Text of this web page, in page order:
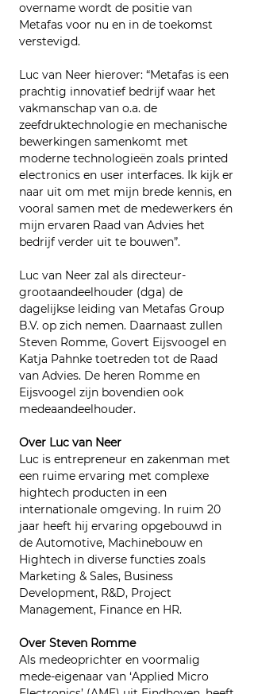
overname wordt de positie van
Metafas voor nu en in de toekomst
verstevigd.
Luc van Neer hierover: “Metafas is een
prachtig innovatief bedrijf waar het
vakmanschap van o.a. de
zeefdruktechnologie en mechanische
bewerkingen samenkomt met
moderne technologieën zoals printed
electronics en user interfaces. Ik kijk er
naar uit om met mijn brede kennis, en
vooral samen met de medewerkers én
mijn ervaren Raad van Advies het
bedrijf verder uit te bouwen”.
Luc van Neer zal als directeur-
grootaandeelhouder (dga) de
dagelijkse leiding van Metafas Group
B.V. op zich nemen. Daarnaast zullen
Steven Romme, Govert Eijsvoogel en
Katja Pahnke toetreden tot de Raad
van Advies. De heren Romme en
Eijsvoogel zijn bovendien ook
medeaandeelhouder.
Over Luc van Neer
Luc is entrepreneur en zakenman met
een ruime ervaring met complexe
hightech producten in een
internationale omgeving. In ruim 20
jaar heeft hij ervaring opgebouwd in
de Automotive, Machinebouw en
Hightech in diverse functies zoals
Marketing & Sales, Business
Development, R&D, Project
Management, Finance en HR.
Over Steven Romme
Als medeoprichter en voormalig
mede-eigenaar van ‘Applied Micro